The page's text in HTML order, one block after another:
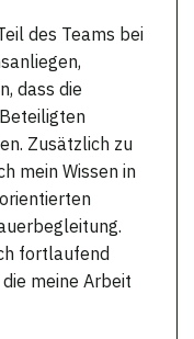
des Teams bei
dass die
Zusätzlich zu
mein Wissen in
fortlaufend
meine Arbeit